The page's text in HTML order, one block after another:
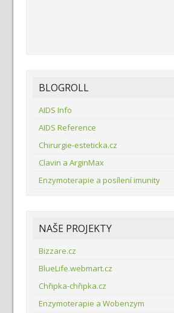
BLOGROLL
AIDS Info
AIDS Reference
Chirurgie-esteticka.cz
Clavin a ArginMax
Enzymoterapie a posílení imunity
NAŠE PROJEKTY
Bizzare.cz
BlueLife.webmart.cz
Chřipka-chřipka.cz
Enzymoterapie a Wobenzym